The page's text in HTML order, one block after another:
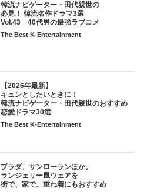
韓流ナビゲーター・田代親世の
必見！ 韓流名作ドラマ3選
Vol.43 40代男の最強ラブコメ
The Best K-Entertainment
【2026年最新】
キュンとしたいときに！
韓流ナビゲーター・田代親世のおすすめ
恋愛ドラマ30選
The Best K-Entertainment
プラダ、サンローランほか。
ランジェリー風ウェアを
街で、家で。重ね着にもおすすめ